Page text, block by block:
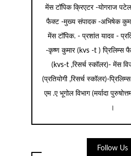
मेंस टॉपिक क्रिएटर -योगराज
फैक्ट -मुख्य संपादक -अभिषेक कुमार
मेंस टॉपिक. - प्रशांत यादव -
-कृष्ण कुमार (kvs -t ) प्रिलिम्स
(kvs-t ,रिसर्च स्कॉलर)- मेंस
(प्रतियोगी ,रिसर्च स्कॉलर)-
एम .ए भूगोल विभाग (मर्यादा
।
Follow Us